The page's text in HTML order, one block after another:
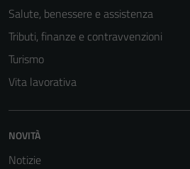
Salute, benessere e assistenza
Tributi, finanze e contravvenzioni
Turismo
Vita lavorativa
NOVITÀ
Notizie